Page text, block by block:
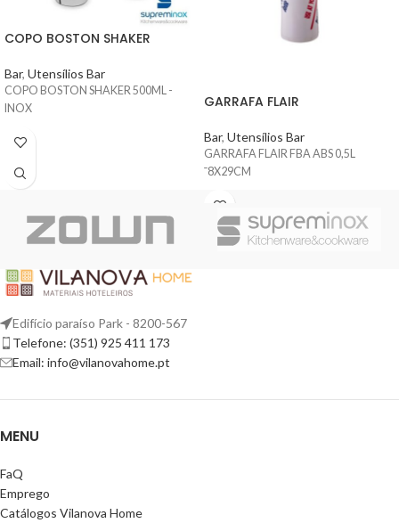
COPO BOSTON SHAKER
Bar, Utensílios Bar
COPO BOSTON SHAKER 500ML -
INOX
GARRAFA FLAIR
Bar, Utensílios Bar
GARRAFA FLAIR FBA ABS 0,5L
¯8X29CM
Edifício paraíso Park - 8200-567
Telefone: (351) 925 411 173
Email: info@vilanovahome.pt
MENU
FaQ
Emprego
Catálogos Vilanova Home